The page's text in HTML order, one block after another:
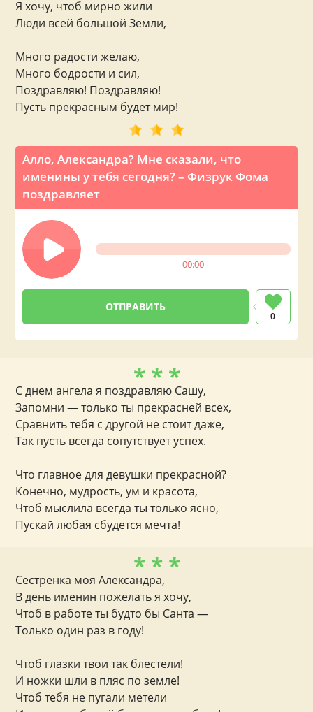
Алло, Александра? Мне сказали, что
именины у тебя сегодня? – Физрук Фома
поздравляет
00:00
0
Я хочу, чтоб мирно жили
Люди всей большой Земли,
Много радости желаю,
Много бодрости и сил,
Поздравляю! Поздравляю!
Пусть прекрасным будет мир!
* * *
С днем ангела я поздравляю Сашу,
Запомни — только ты прекрасней всех,
Сравнить тебя с другой не стоит даже,
Так пусть всегда сопутствует успех.
Что главное для девушки прекрасной?
Конечно, мудрость, ум и красота,
Чтоб мыслила всегда ты только ясно,
Пускай любая сбудется мечта!
* * *
Сестренка моя Александра,
В день именин пожелать я хочу,
Чтоб в работе ты будто бы Санта —
Только один раз в году!
Чтоб глазки твои так блестели!
И ножки шли в пляс по земле!
Чтоб тебя не пугали метели